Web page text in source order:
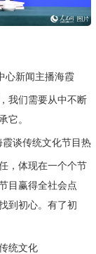
心新闻主播海霞
们需要从中不断
它。
传统文化节目热
体现在一个个节
目赢得全社会点
到初心。有了初
统文化